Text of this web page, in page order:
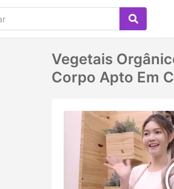
Vegetais
Corpo Apto Em